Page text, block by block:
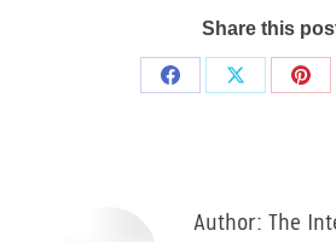
Share this
Share
Share
Author: The